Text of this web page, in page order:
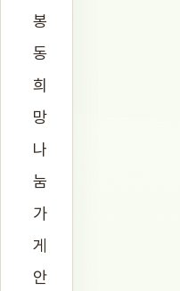
봉
동
희
망
나
눔
가
게
안